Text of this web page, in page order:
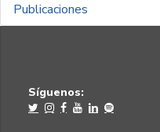
Publicaciones
Síguenos: